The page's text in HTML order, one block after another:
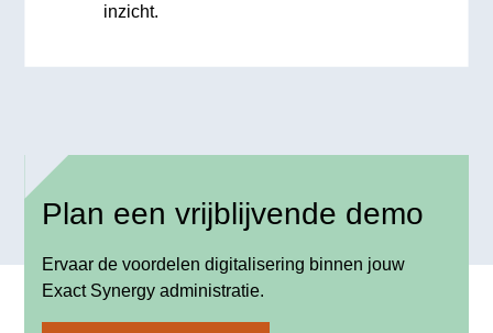
inzicht.
Plan een vrijblijvende demo
Ervaar de voordelen digitalisering binnen jouw
Exact Synergy administratie.